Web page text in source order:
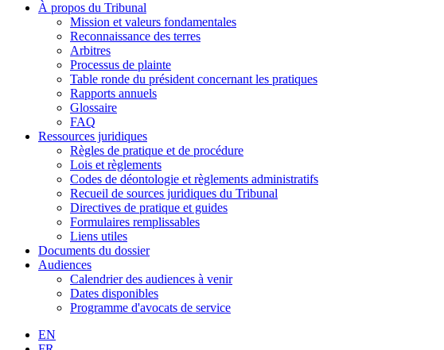
À propos du Tribunal
Mission et valeurs fondamentales
Reconnaissance des terres
Arbitres
Processus de plainte
Table ronde du président concernant les pratiques
Rapports annuels
Glossaire
FAQ
Ressources juridiques
Règles de pratique et de procédure
Lois et règlements
Codes de déontologie et règlements administratifs
Recueil de sources juridiques du Tribunal
Directives de pratique et guides
Formulaires remplissables
Liens utiles
Documents du dossier
Audiences
Calendrier des audiences à venir
Dates disponibles
Programme d'avocats de service
EN